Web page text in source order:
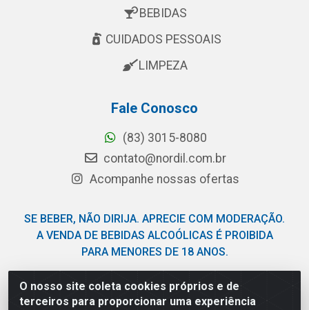
O nosso site coleta cookies próprios e de
terceiros para proporcionar uma experiência
BEBIDAS
CUIDADOS PESSOAIS
LIMPEZA
Fale Conosco
(83) 3015-8080
contato@nordil.com.br
Acompanhe nossas ofertas
SE BEBER, NÃO DIRIJA. APRECIE COM MODERAÇÃO.
A VENDA DE BEBIDAS ALCOÓLICAS É PROIBIDA
PARA MENORES DE 18 ANOS.
Nordil Distribuidora - Avenida Liberdade, 2738, Bloco F -